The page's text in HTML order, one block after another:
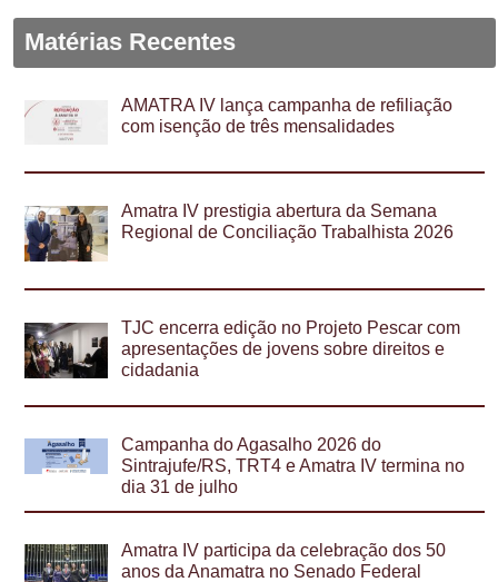
Matérias Recentes
AMATRA IV lança campanha de refiliação
com isenção de três mensalidades
Amatra IV prestigia abertura da Semana
Regional de Conciliação Trabalhista 2026
TJC encerra edição no Projeto Pescar com
apresentações de jovens sobre direitos e
cidadania
Campanha do Agasalho 2026 do
Sintrajufe/RS, TRT4 e Amatra IV termina no
dia 31 de julho
Amatra IV participa da celebração dos 50
anos da Anamatra no Senado Federal